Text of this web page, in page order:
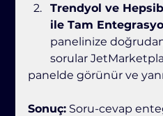
Trendyol ve
ile Tam
panelinize
sorular
panelde görünür ve
Sonuç: Soru-cevap